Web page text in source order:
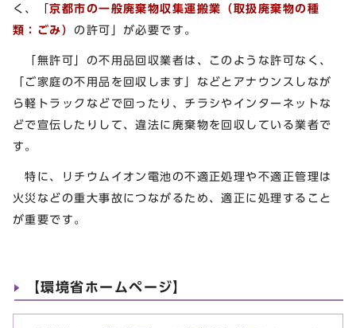
く、「京都市の一般廃棄物収集運搬業（取扱廃棄物の種
類：ごみ） の許可」が必要です。
「無許可」の不用品回収業者は、このような許可なく、
「ご家庭の不用品を回収します」などとアナウンスしなが
ら軽トラックなどで回ったり、チラシやインターネットな
どで宣伝したりして、違法に廃棄物を回収している業者で
す。
特に、リチウムイオン電池の不適正処理や不適正管理は
火災などの重大事故につながるため、適正に処理すること
が重要です。
【環境省ホームページ】